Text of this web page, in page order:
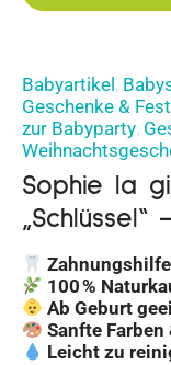
Babyartikel ,
Geschenke &
zur Babyparty,
Sophie la
„Schlüssel“
Zahnungshilfe
100 %
Ab Geburt
Sanfte
Leicht zu